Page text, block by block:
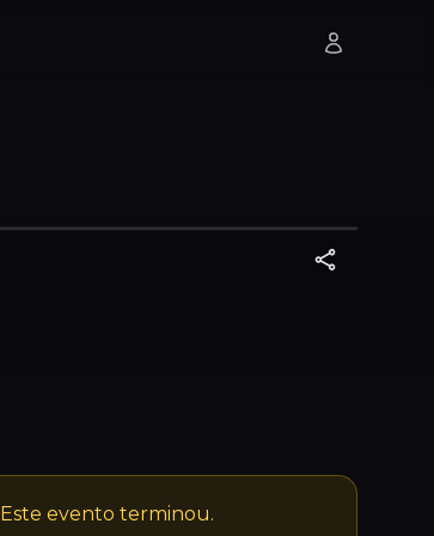
Este evento terminou.